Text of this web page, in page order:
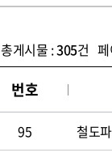
총게시물 :305건 페
번호
95 철도